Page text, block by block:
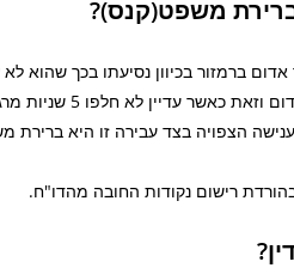
משפט(קנס)?
ברמזור בכיוון נסיעתו בכך שהוא
לרמזור הקרוב
רישום נקודות החובה מהדו"ח.